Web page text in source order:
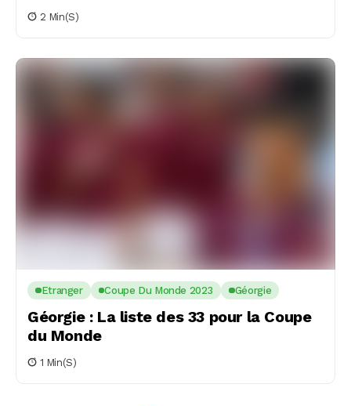
2 Min(s)
Etranger Coupe Du Monde 2023 Géorgie
Géorgie : La liste des 33 pour la Coupe
du Monde
1 Min(s)